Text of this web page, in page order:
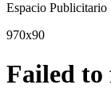
Espacio Publicitario
970x90
Failed to